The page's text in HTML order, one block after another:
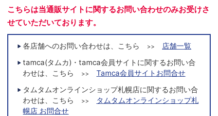
こちらは当通販サイトに関するお問い合わせのみお受けさ
せていただいております。
各店舗へのお問い合わせは、こちら >>
店舗一覧
tamca(タムカ)・tamca会員サイトに関するお問い合
わせは、こちら
>>
Tamca会員サイトお問合せ
タムタムオンラインショップ札幌店に関するお問い合
わせは、こちら
>>
タムタムオンラインショップ札
幌店 お問合せ